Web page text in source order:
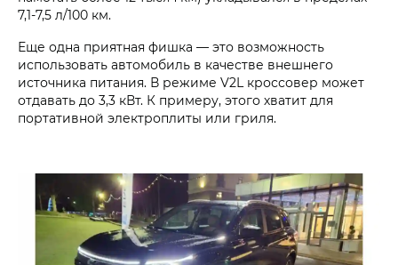
7,1-7,5 л/100 км.
Еще одна приятная фишка — это возможность
использовать автомобиль в качестве внешнего
источника питания. В режиме V2L кроссовер может
отдавать до 3,3 кВт. К примеру, этого хватит для
портативной электроплиты или гриля.